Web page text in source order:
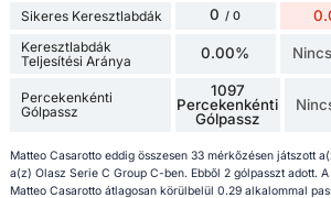
Sikeres Keresztlabdák 0 / 0
Keresztlabdák
Teljesítési Aránya
0.00%
Percekenkénti
Gólpassz
1097
Percekenkénti
Gólpassz
Matteo Casarotto eddig összesen 33 mérkőzésen játszott
a(z) Olasz Serie C Group C-ben. Ebből 2 gólpasszt adott.
Matteo Casarotto átlagosan körülbelül 0.29 alkalommal